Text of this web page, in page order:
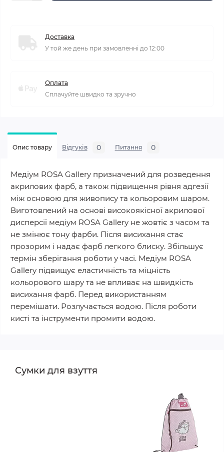
Доставка
У той же день при замовленні до 12:00
Оплата
Сплачуйте швидко та зручно
Опис товару Відгуків 0 Питання 0
Медіум ROSA Gallery призначений для розведення
акрилових фарб, а також підвищення рівня адгезії
між основою для живопису та кольоровим шаром.
Виготовлений на основі високоякісної акрилової
дисперсії медіум ROSA Gallery не жовтіє з часом та
не змінює тону фарби. Після висихання стає
прозорим і надає фарб легкого блиску. Збільшує
термін зберігання роботи у часі. Медіум ROSA
Gallery підвищує еластичність та міцність
кольорового шару та не впливає на швидкість
висихання фарб. Перед використанням
перемішати. Розлучається водою. Після роботи
кисті та інструменти промити водою.
Сумки для взуття